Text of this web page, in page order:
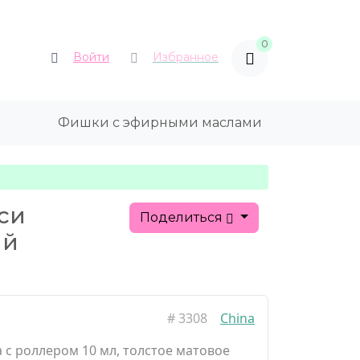
Войти Избранное
0
Фишки с эфирными маслами
Поделиться
#3308
China
роллером 10 мл, толстое матовое